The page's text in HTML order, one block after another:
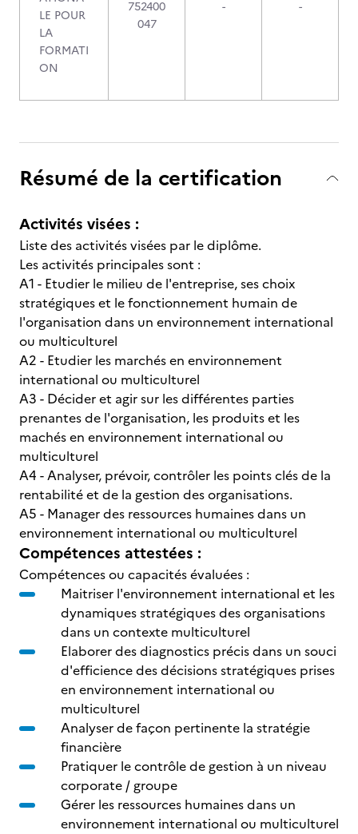
LE POUR
LA
FORMATI
ON
752400
047
- -
Résumé de la certification
Activités visées :
Liste des activités visées par le diplôme.
Les activités principales sont :
A1 - Etudier le milieu de l'entreprise, ses choix
stratégiques et le fonctionnement humain de
l'organisation dans un environnement international
ou multiculturel
A2 - Etudier les marchés en environnement
international ou multiculturel
A3 - Décider et agir sur les différentes parties
prenantes de l'organisation, les produits et les
machés en environnement international ou
multiculturel
A4 - Analyser, prévoir, contrôler les points clés de la
rentabilité et de la gestion des organisations.
A5 - Manager des ressources humaines dans un
environnement international ou multiculturel
Compétences attestées :
Compétences ou capacités évaluées :
Maitriser l'environnement international et les
dynamiques stratégiques des organisations
dans un contexte multiculturel
Elaborer des diagnostics précis dans un souci
d'efficience des décisions stratégiques prises
en environnement international ou
multiculturel
Analyser de façon pertinente la stratégie
financière
Pratiquer le contrôle de gestion à un niveau
corporate / groupe
Gérer les ressources humaines dans un
environnement international ou multiculturel